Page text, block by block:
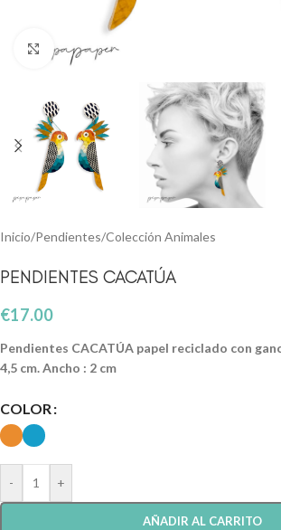
Clic para ampliar
Inicio/Pendientes/Colección Animales
PENDIENTES CACATÚA
€17.00
Pendientes CACATÚA papel reciclado con
4,5 cm. Ancho : 2 cm
COLOR
- +
AÑADIR AL CARRITO